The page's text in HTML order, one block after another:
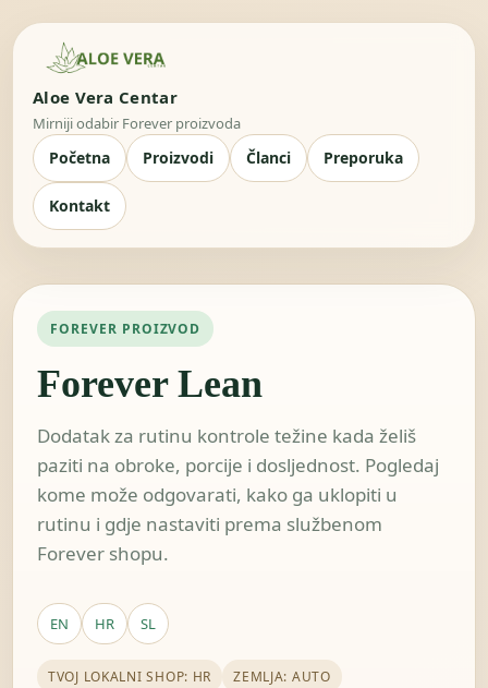
Aloe Vera Centar
Mirniji odabir Forever proizvoda
Početna Proizvodi Članci Preporuka
Kontakt
FOREVER PROIZVOD
Forever Lean
Dodatak za rutinu kontrole težine kada želiš
paziti na obroke, porcije i dosljednost. Pogledaj
kome može odgovarati, kako ga uklopiti u
rutinu i gdje nastaviti prema službenom
Forever shopu.
EN HR SL
TVOJ LOKALNI SHOP: HR ZEMLJA: AUTO